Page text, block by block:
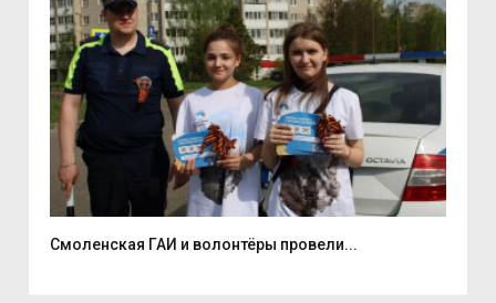
Смоленская ГАИ и волонтёры провели...